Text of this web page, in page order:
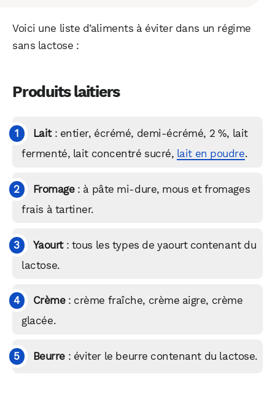
Voici une liste d’aliments à éviter dans un régime
sans lactose :
Produits laitiers
Lait: entier, écrémé, demi-écrémé, 2 %, lait
fermenté, lait concentré sucré, lait en poudre.
Fromage: à pâte mi-dure, mous et fromages
frais à tartiner.
Yaourt: tous les types de yaourt contenant du
lactose.
Crème: crème fraîche, crème aigre, crème
glacée.
Beurre: éviter le beurre contenant du lactose.